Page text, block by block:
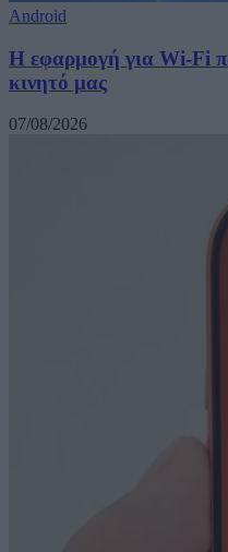
Android
Η εφαρμογή για Wi-Fi
κινητό μας
07/08/2026